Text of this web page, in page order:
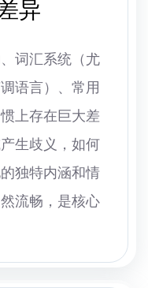
异
词汇系统（尤
语言）、常用
上存在巨大差
生歧义，如何
独特内涵和情
流畅，是核心